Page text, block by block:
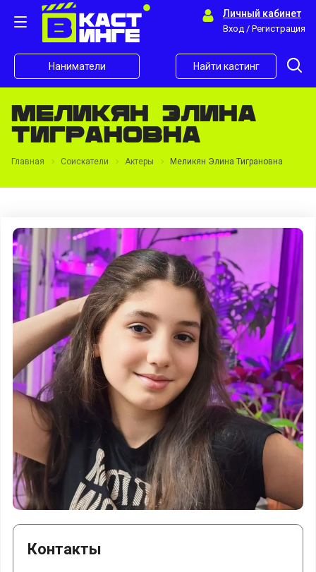
Личный кабинет
Вход / Регистрация
Наниматели Найти кастинг
Меликян Элина
Тиграновна
Главная Соискатели Актеры Меликян Элина Тиграновна
Контакты